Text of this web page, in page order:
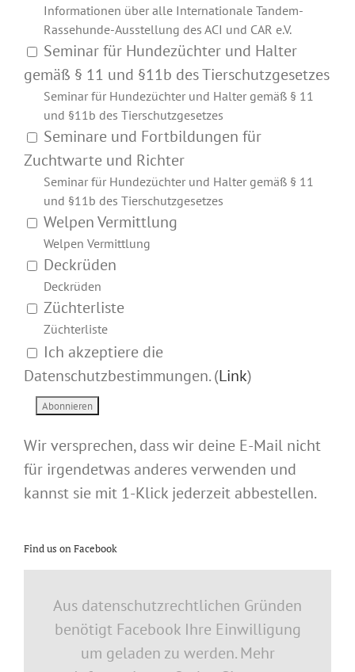
Informationen über alle Internationale Tandem-
Rassehunde-Ausstellung des ACI und CAR e.V.
Seminar für Hundezüchter und Halter
gemäß § 11 und §11b des Tierschutzgesetzes
Seminar für Hundezüchter und Halter gemäß § 11
und §11b des Tierschutzgesetzes
Seminare und Fortbildungen für
Zuchtwarte und Richter
Seminar für Hundezüchter und Halter gemäß § 11
und §11b des Tierschutzgesetzes
Welpen Vermittlung
Welpen Vermittlung
Deckrüden
Deckrüden
Züchterliste
Züchterliste
Ich akzeptiere die
Datenschutzbestimmungen. (Link)
Wir versprechen, dass wir deine E-Mail nicht
für irgendetwas anderes verwenden und
kannst sie mit 1-Klick jederzeit abbestellen.
Find us on Facebook
Aus datenschutzrechtlichen Gründen
benötigt Facebook Ihre Einwilligung
um geladen zu werden. Mehr